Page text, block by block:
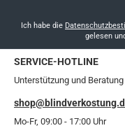
Ich habe die
gelesen
SERVICE-HOTLINE
Unterstützung und
Mo-Fr, 09:00 - 17:00 Uhr